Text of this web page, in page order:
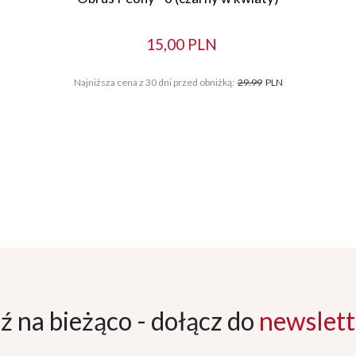
15,00 PLN
Najniższa cena z 30 dni przed obniżką: 29.99 PLN
na bieżąco - dołącz do